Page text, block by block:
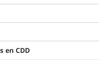
en CDD